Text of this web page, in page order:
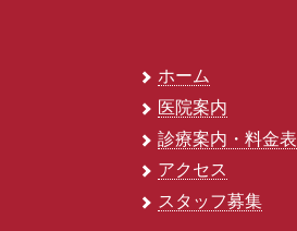
ホーム
医院案内
診療案内・料金表
アクセス
スタッフ募集